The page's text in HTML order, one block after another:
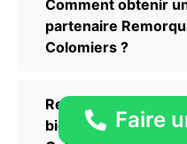
Comment obtenir
partenaire
Colomiers ?
Remorquage
bien un certificat
Faire